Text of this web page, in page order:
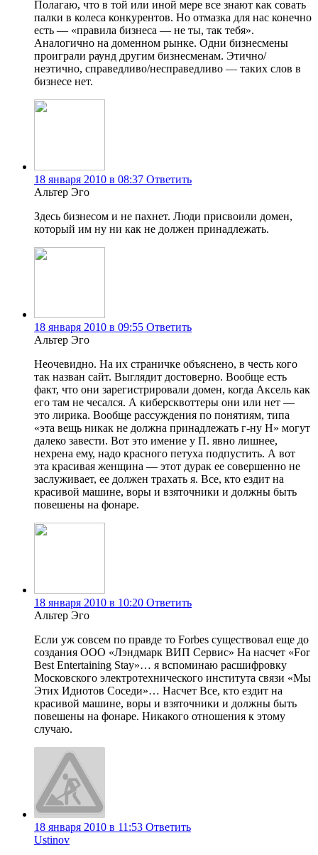
Полагаю, что в той или иной мере все знают как совать
палки в колеса конкурентов. Но отмазка для нас конечно
есть — «правила бизнеса — не ты, так тебя».
Аналогично на доменном рынке. Одни бизнесмены
проиграли раунд другим бизнесменам. Этично/
неэтично, справедливо/несправедливо — таких слов в
бизнесе нет.
18 января 2010 в 08:37 Ответить
Альтер Эго
Здесь бизнесом и не пахнет. Люди присвоили домен,
который им ну ни как не должен принадлежать.
18 января 2010 в 09:55 Ответить
Альтер Эго
Неочевидно. На их страничке объяснено, в честь кого
так назван сайт. Выглядит достоверно. Вообще есть
факт, что они зарегистрировали домен, когда Аксель как
его там не чесался. А киберсквоттеры они или нет —
это лирика. Вообще рассуждения по понятиям, типа
«эта вещь никак не должна принадлежать г-ну Н» могут
далеко завести. Вот это имение у П. явно лишнее,
нехрена ему, надо красного петуха подпустить. А вот
эта красивая женщина — этот дурак ее совершенно не
заслуживает, ее должен трахать я. Все, кто ездит на
красивой машине, воры и взяточники и должны быть
повешены на фонаре.
18 января 2010 в 10:20 Ответить
Альтер Эго
Если уж совсем по правде то Forbes существовал еще до
создания ООО «Лэндмарк ВИП Сервис» На насчет «For
Best Entertaining Stay»… я вспоминаю расшифровку
Московского электротехнического института связи «Мы
Этих Идиотов Соседи»… Насчет Все, кто ездит на
красивой машине, воры и взяточники и должны быть
повешены на фонаре. Никакого отношения к этому
случаю.
18 января 2010 в 11:53 Ответить
Ustinov